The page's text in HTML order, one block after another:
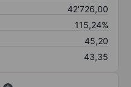
42'726,00
115,24%
45,20
43,35